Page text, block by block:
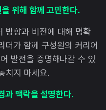
위해 함께 고민한다.
방향과 비전에 대해 명확
더가 함께 구성원의 커리어
발전을 증명해나갈 수 있
치지 마세요.
과 맥락을 설명한다.